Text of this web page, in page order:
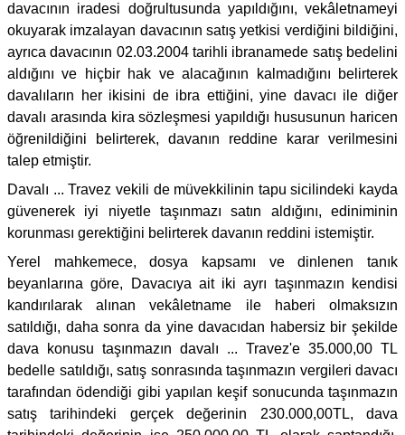
davacının iradesi doğrultusunda yapıldığını, vekâletnameyi
okuyarak imzalayan davacının satış yetkisi verdiğini bildiğini,
ayrıca davacının 02.03.2004 tarihli ibranamede satış bedelini
aldığını ve hiçbir hak ve alacağının kalmadığını belirterek
davalıların her ikisini de ibra ettiğini, yine davacı ile diğer
davalı arasında kira sözleşmesi yapıldığı hususunun haricen
öğrenildiğini belirterek, davanın reddine karar verilmesini
talep etmiştir.
Davalı ... Travez vekili de müvekkilinin tapu sicilindeki kayda
güvenerek iyi niyetle taşınmazı satın aldığını, ediniminin
korunması gerektiğini belirterek davanın reddini istemiştir.
Yerel mahkemece, dosya kapsamı ve dinlenen tanık
beyanlarına göre, Davacıya ait iki ayrı taşınmazın kendisi
kandırılarak alınan vekâletname ile haberi olmaksızın
satıldığı, daha sonra da yine davacıdan habersiz bir şekilde
dava konusu taşınmazın davalı ... Travez'e 35.000,00 TL
bedelle satıldığı, satış sonrasında taşınmazın vergileri davacı
tarafından ödendiği gibi yapılan keşif sonucunda taşınmazın
satış tarihindeki gerçek değerinin 230.000,00TL, dava